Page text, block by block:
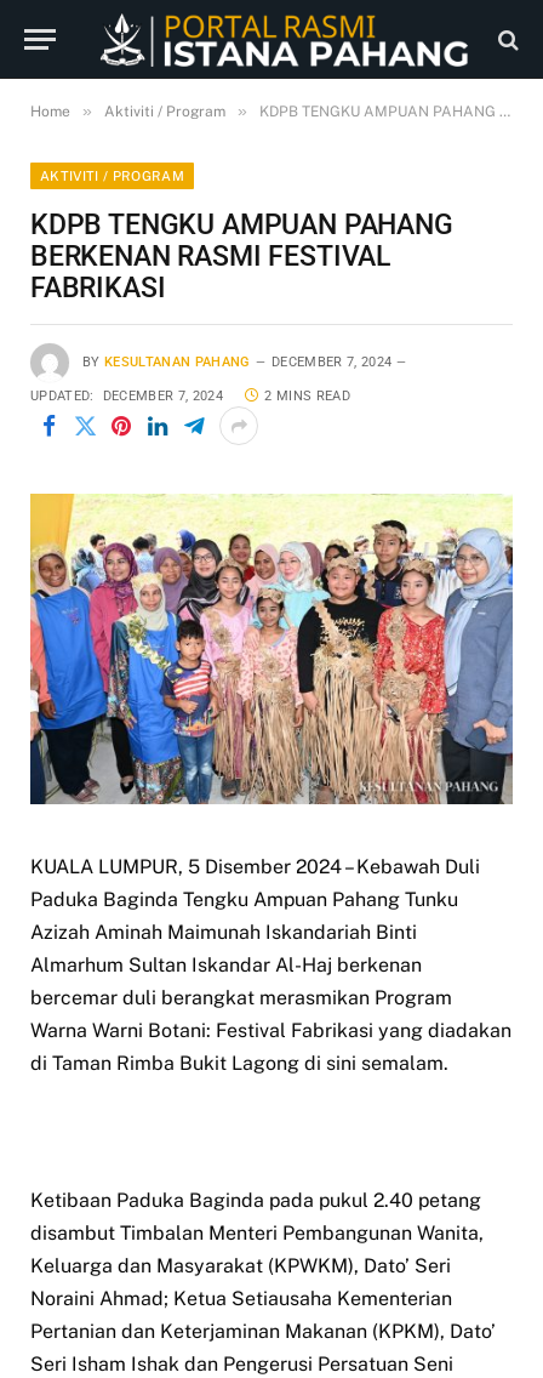
Home » Aktiviti / Program » KDPB TENGKU AMPUAN PAHANG BERKENAN RASMI FESTIVAL FABRIKASI
AKTIVITI / PROGRAM
KDPB TENGKU AMPUAN PAHANG
BERKENAN RASMI FESTIVAL
FABRIKASI
BY KESULTANAN PAHANG DECEMBER 7, 2024
UPDATED: DECEMBER 7, 2024 2 MINS READ
KUALA LUMPUR, 5 Disember 2024 – Kebawah Duli
Paduka Baginda Tengku Ampuan Pahang Tunku
Azizah Aminah Maimunah Iskandariah Binti
Almarhum Sultan Iskandar Al-Haj berkenan
bercemar duli berangkat merasmikan Program
Warna Warni Botani: Festival Fabrikasi yang diadakan
di Taman Rimba Bukit Lagong di sini semalam.
Ketibaan Paduka Baginda pada pukul 2.40 petang
disambut Timbalan Menteri Pembangunan Wanita,
Keluarga dan Masyarakat (KPWKM), Dato’ Seri
Noraini Ahmad; Ketua Setiausaha Kementerian
Pertanian dan Keterjaminan Makanan (KPKM), Dato’
Seri Isham Ishak dan Pengerusi Persatuan Seni